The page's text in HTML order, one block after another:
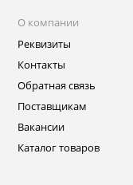
О компании
Реквизиты
Контакты
Обратная связь
Поставщикам
Вакансии
Каталог товаров